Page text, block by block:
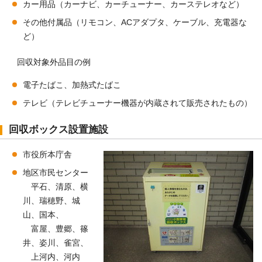
カー用品（カーナビ、カーチューナー、カーステレオなど）
その他付属品（リモコン、ACアダプタ、ケーブル、充電器な
ど）
回収対象外品目の例
電子たばこ、加熱式たばこ
テレビ（テレビチューナー機器が内蔵されて販売されたもの）
回収ボックス設置施設
市役所本庁舎
地区市民センター
平石、清原、横
川、瑞穂野、城
山、国本、
富屋、豊郷、篠
井、姿川、雀宮、
上河内、河内